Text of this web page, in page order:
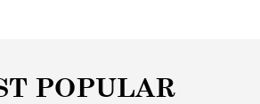
POPULAR